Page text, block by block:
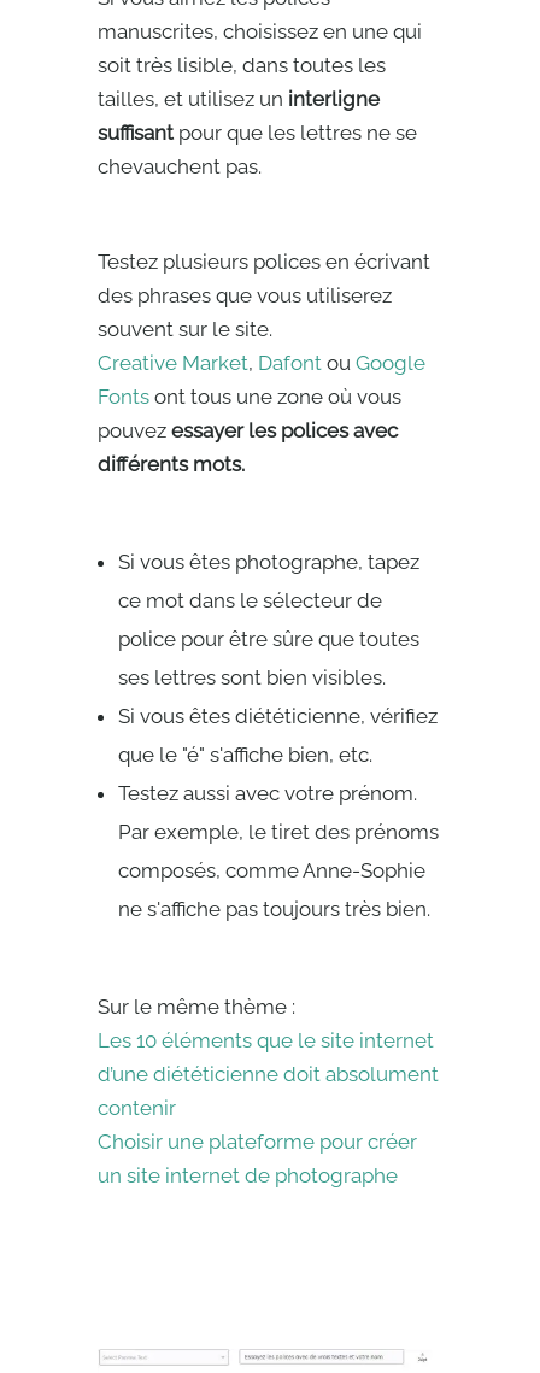
manuscrites, choisissez en une qui
soit très lisible, dans toutes les
tailles, et utilisez un interligne
suffisant pour que les lettres ne se
chevauchent pas.
Testez plusieurs polices en écrivant
des phrases que vous utiliserez
souvent sur le site.
Creative Market, Dafontou Google
Fontsont tous une zone où vous
pouvezessayer les polices avec
différents mots.
Si vous êtes photographe, tapez
ce mot dans le sélecteur de
police pour être sûre que toutes
ses lettres sont bien visibles.
Si vous êtes diététicienne, vérifiez
que le "é" s'affiche bien, etc.
Testez aussi avec votre prénom.
Par exemple, le tiret des prénoms
composés, comme Anne-Sophie
ne s'affiche pas toujours très bien.
Sur le même thème :
Les 10 éléments que le site internet
d’une diététicienne doit absolument
contenir
Choisir une plateforme pour créer
un site internet de photographe